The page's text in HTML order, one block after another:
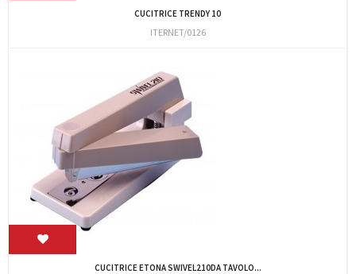
CUCITRICE TRENDY 10
ITERNET/0126
CUCITRICE ETONA SWIVEL210DA TAVOLO...